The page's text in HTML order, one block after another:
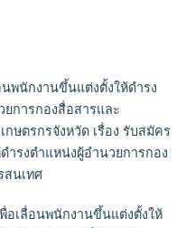
พนักงานขึ้นแต่งตั้งให้ดำรง
ยการกองสื่อสารและ
ษตรกรจังหวัด เรื่อง รับสมัคร
ำรงตำแหน่งผู้อำนวยการกอง
สนเทศ
อเลื่อนพนักงานขึ้นแต่งตั้งให้